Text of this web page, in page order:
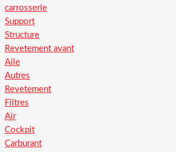
carrosserie
Support
Structure
Revetement avant
Aile
Autres
Revetement
Filtres
Air
Cockpit
Carburant